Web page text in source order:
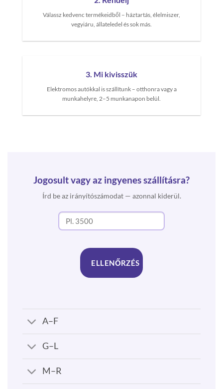
Válassz kedvenc termékeidből – háztartás, élelmiszer,
vegyiáru, állateledel és sok más.
3. Mi kivisszük
Elektromos autókkal is szállítunk – otthonra vagy a
munkahelyre, 2–5 munkanapon belül.
Jogosult vagy az ingyenes szállításra?
Írd be az irányítószámodat — azonnal kiderül.
ELLENŐRZÉS
A–F
G–L
M–R